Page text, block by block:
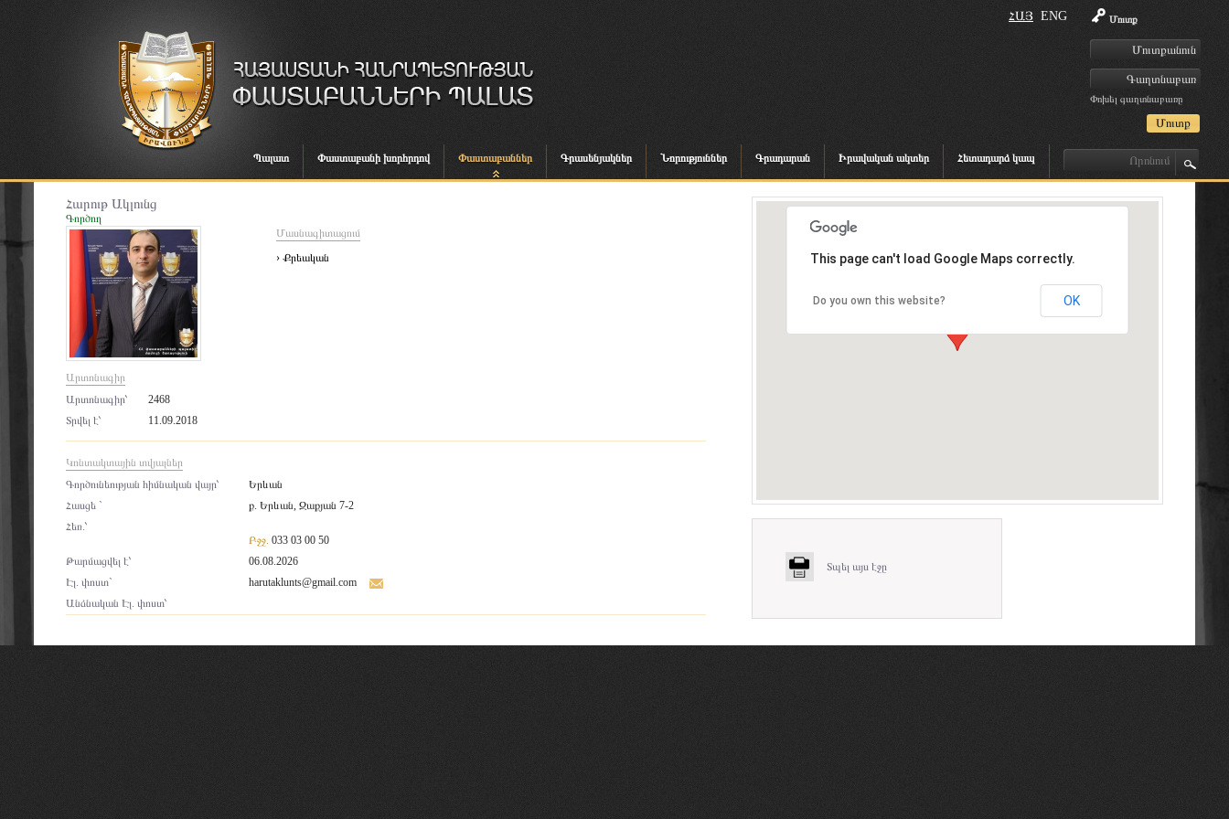
Մուտք
Փոխել գաղտնաբառը
ՀԱՅ ENG
Պալատ Փաստաբանի խորհրդով Փաստաբաններ Գրասենյակներ Նորություններ Գրադարան Իրավական ակտեր Հետադարձ կապ
Հարութ Ակլունց
Գործող
Արտոնագիր
Արտոնագիր՝
2468
Տրվել է՝
11.09.2018
Մասնագիտացում
› Քրեական
Կոնտակտային տվյալներ
Գործունեության հիմնական վայր՝
Երևան
Հասցե `
ք. Երևան, Զաքյան 7-2
Հեռ.՝
Բջջ. 033 03 00 50
Թարմացվել է՝
06.08.2026
Էլ. փոստ`
harutaklunts@gmail.com
Անձնական Էլ. փոստ՝
This page can't load Google Maps correctly.
Do you own this website? OK
Տպել այս էջը